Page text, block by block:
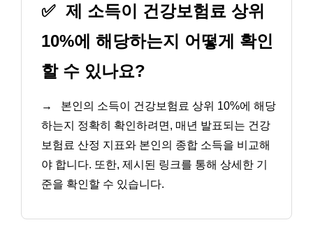
✅ 제 소득이 건강보험료 상위
10%에 해당하는지 어떻게 확인
할 수 있나요?
→
본인의 소득이 건강보험료 상위 10%에 해당
하는지 정확히 확인하려면, 매년 발표되는 건강
보험료 산정 지표와 본인의 종합 소득을 비교해
야 합니다. 또한, 제시된 링크를 통해 상세한 기
준을 확인할 수 있습니다.